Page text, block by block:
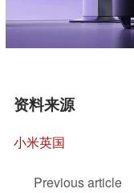
资料来源
小米英国
Previous article